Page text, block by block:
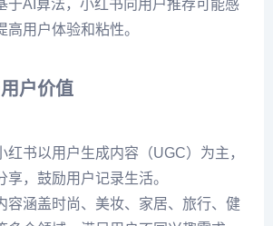
于AI算法，小红书向用户推荐可能感
高用户体验和粘性。
户价值
红书以用户生成内容（UGC）为主，
享，鼓励用户记录生活。
容涵盖时尚、美妆、家居、旅行、健